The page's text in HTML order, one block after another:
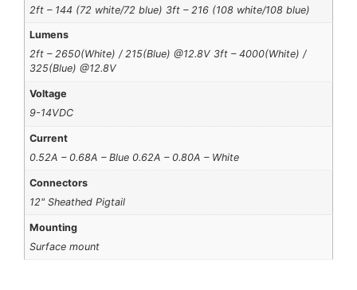
2ft – 144 (72 white/72 blue) 3ft – 216 (108 white/108 blue)
Lumens
2ft – 2650(White) / 215(Blue) @12.8V 3ft – 4000(White) /
325(Blue) @12.8V
Voltage
9-14VDC
Current
0.52A – 0.68A – Blue 0.62A – 0.80A – White
Connectors
12" Sheathed Pigtail
Mounting
Surface mount